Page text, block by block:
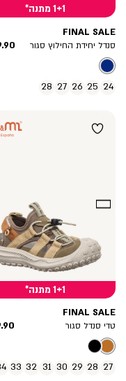
1+1 מתנה*
FINAL SALE
סנדל יחידת החילוץ סגור ₪
24
25
26
27
28
1+1 מתנה*
FINAL SALE
טדי סנדל סגור ₪
27
28
29
30
31
32
33